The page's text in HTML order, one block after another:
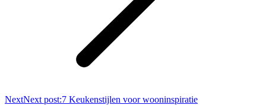
NextNext post:7 Keukenstijlen voor wooninspiratie